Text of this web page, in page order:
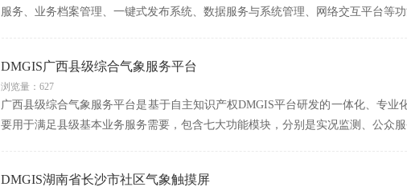
服务、业务档案管理、一键式发布系统、数据服务与系统管理、网络交互平台等
DMGIS广西县级综合气象服务平台
浏览量：627
广西县级综合气象服务平台是基于自主知识产权DMGIS平台研发的一体化、专
要用于满足县级基本业务服务需要，包含七大功能模块，分别是实况监测、公众
DMGIS湖南省长沙市社区气象触摸屏